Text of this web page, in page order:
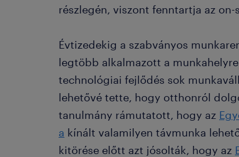
részlegén, viszont fenntartja az
Évtizedekig a szabványos
legtöbb alkalmazott a
technológiai fejlődés sok
lehetővé tette, hogy otthonról
tanulmány rámutatott, hogy az
a kínált valamilyen távmunka
kitörése előtt azt jósolták, hogy az